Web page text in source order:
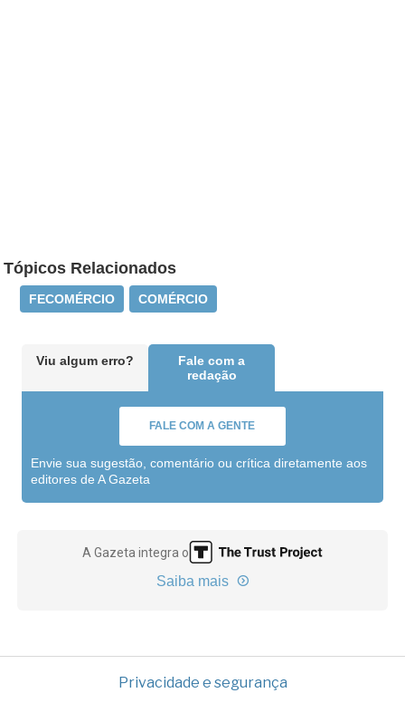
Tópicos Relacionados
FECOMÉRCIO COMÉRCIO
Viu algum erro?
Fale com a
redação
FALE COM A GENTE
Envie sua sugestão, comentário ou crítica diretamente aos
editores de A Gazeta
A Gazeta integra o
Saiba mais
Privacidade e segurança